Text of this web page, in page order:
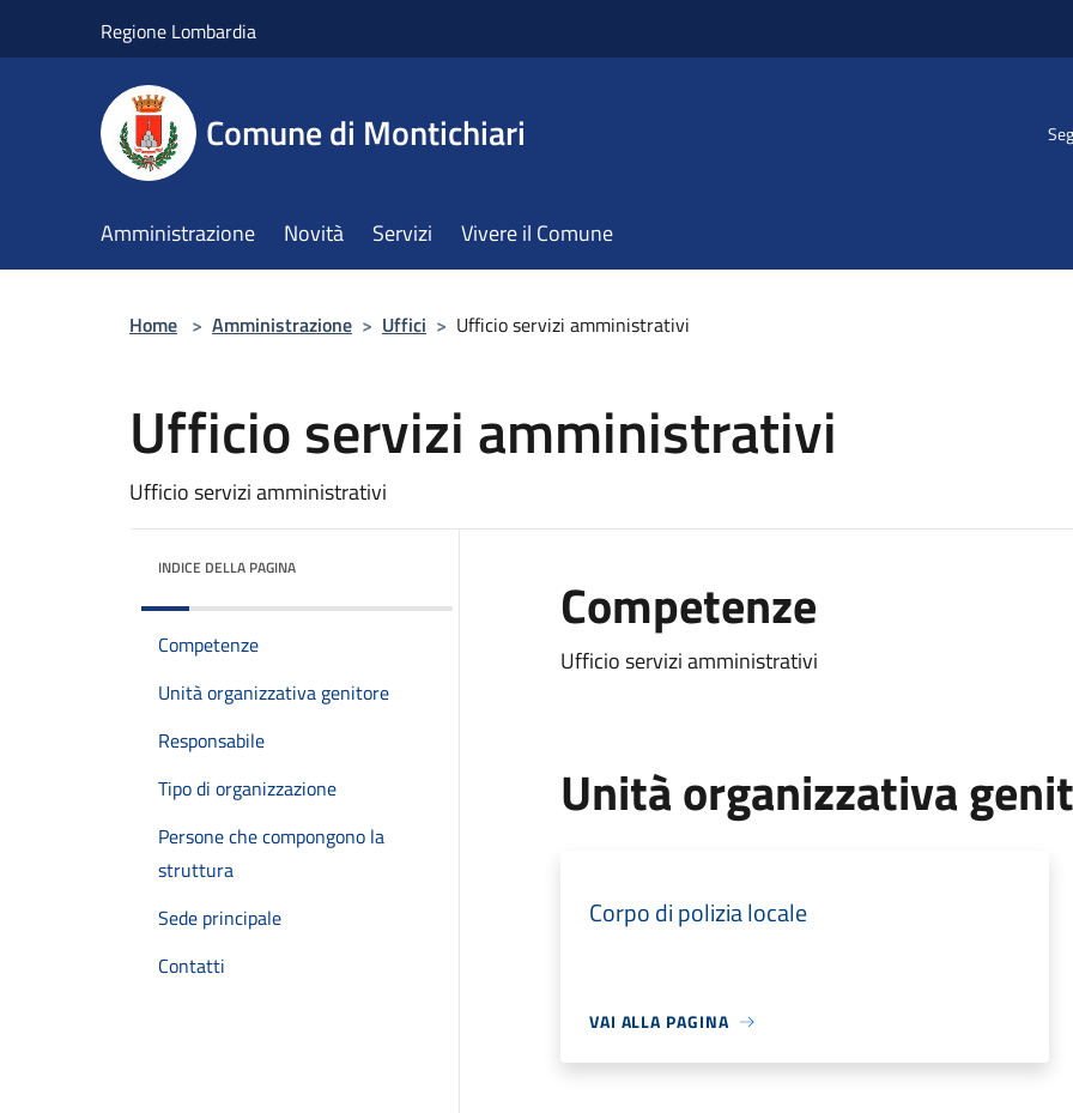
Regione Lombardia
Comune di Montichiari
Amministrazione Novità Servizi Vivere il Comune
Home > Amministrazione > Uffici > Ufficio servizi amministrativi
Ufficio servizi amministrativi
Ufficio servizi amministrativi
INDICE DELLA PAGINA
Competenze
Unità organizzativa genitore
Responsabile
Tipo di organizzazione
Persone che compongono la
struttura
Sede principale
Contatti
Competenze
Ufficio servizi amministrativi
Unità organizzativa
Corpo di polizia locale
VAI ALLA PAGINA